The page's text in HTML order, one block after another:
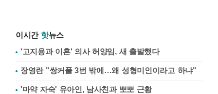
이시간 핫뉴스
'고지용과 이혼' 의사 허양임, 새 출발했다
장영란 "쌍커풀 3번 밖에…왜 성형미인이라고 하냐"
'마약 자숙' 유아인, 남사친과 뽀뽀 근황